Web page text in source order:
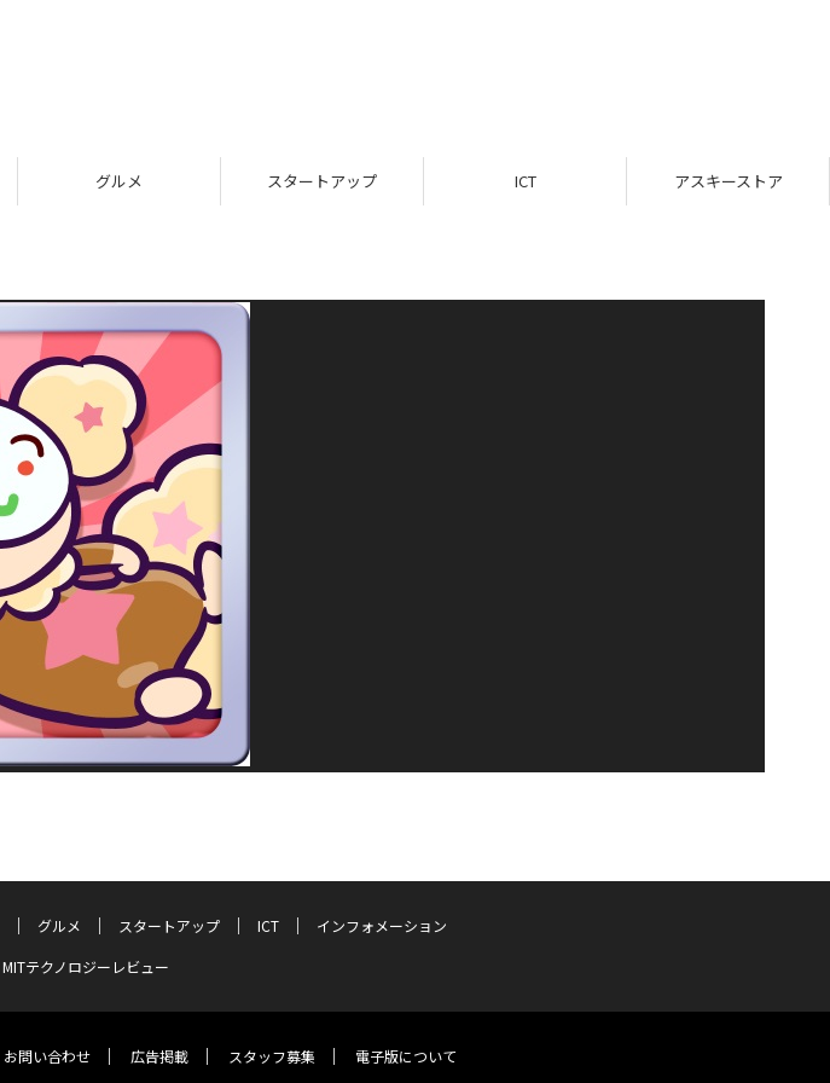
グルメ スタートアップ ICT アスキーストア
グルメ スタートアップ ICT
インフォメーション
MITテクノロジーレビュー
お問い合わせ 広告掲載 スタッフ募集 電子版について